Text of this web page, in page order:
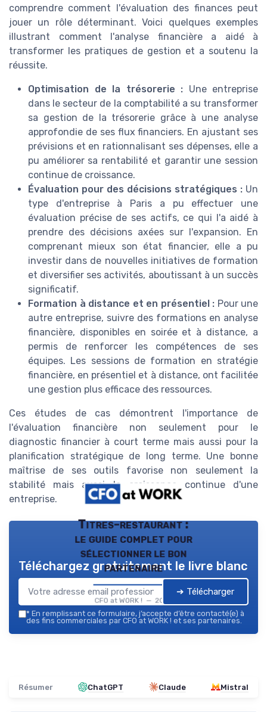
comprendre comment l'évaluation des finances peut
jouer un rôle déterminant. Voici quelques exemples
illustrant comment l'analyse financière a aidé à
transformer les pratiques de gestion et a soutenu la
réussite.
Optimisation de la trésorerie : Une entreprise
dans le secteur de la comptabilité a su transformer
sa gestion de la trésorerie grâce à une analyse
approfondie de ses flux financiers. En ajustant ses
prévisions et en rationnalisant ses dépenses, elle a
pu améliorer sa rentabilité et garantir une session
continue de croissance.
Évaluation pour des décisions stratégiques : Un
type d'entreprise à Paris a pu effectuer une
évaluation précise de ses actifs, ce qui l'a aidé à
prendre des décisions axées sur l'expansion. En
comprenant mieux son état financier, elle a pu
investir dans de nouvelles initiatives de formation
et diversifier ses activités, aboutissant à un succès
significatif.
Formation à distance et en présentiel : Pour une
autre entreprise, suivre des formations en analyse
financière, disponibles en soirée et à distance, a
permis de renforcer les compétences de ses
équipes. Les sessions de formation en stratégie
financière, en présentiel et à distance, ont facilitée
une gestion plus efficace des ressources.
Ces études de cas démontrent l'importance de
l'évaluation financière non seulement pour le
diagnostic financier à court terme mais aussi pour la
planification stratégique de long terme. Une bonne
maîtrise de ses outils favorise non seulement la
stabilité mais aussi la croissance continue d'une
entreprise.
Titres-restaurant :
le guide complet pour
sélectionner le bon
partenaire
CFO at WORK ! — 2026
Téléchargez gratuitement le livre blanc
➔ Télécharger
* En remplissant ce formulaire, j’accepte d’être contacté(e) à
des fins commerciales par CFO at WORK ! et ses partenaires.
Résumer ChatGPT Claude Mistral